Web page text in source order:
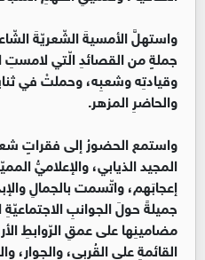
واستهلَّ الأمسيةَ الشّعريّةَ
جملةٍ من القصائدِ الّتي
وقيادتِه وشعبِه، وحملتْ في
والحاضرِ المزهر.
واستمع الحضورُ إلى فقراتٍ
المجيد الذيابي، والإعلاميُّ
إعجابَهم، واتّسمت بالجمالِ
جميلةً حولَ الجوانبِ
مضامينِها على عمقِ الرّوابطِ
القائمةِ على القُربى، والجوار،